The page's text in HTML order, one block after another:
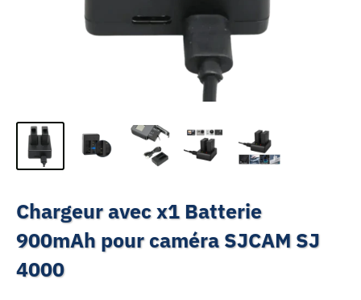
Chargeur avec x1 Batterie
900mAh pour caméra SJCAM SJ
4000